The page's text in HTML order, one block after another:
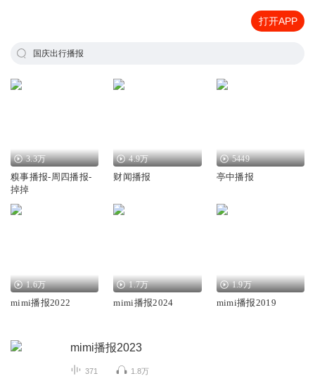
打开APP
国庆出行播报
3.3万
糗事播报-周四播报-
掉掉
4.9万
财闻播报
5449
亭中播报
1.6万
mimi播报2022
1.7万
mimi播报2024
1.9万
mimi播报2019
mimi播报2023
371 1.8万